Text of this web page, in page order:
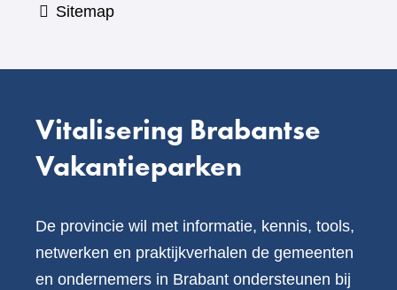
Sitemap
Vitalisering Brabantse
Vakantieparken
De provincie wil met informatie, kennis, tools,
netwerken en praktijkverhalen de gemeenten
en ondernemers in Brabant ondersteunen bij